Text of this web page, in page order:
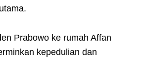
Prabowo ke rumah Affan
kepedulian dan